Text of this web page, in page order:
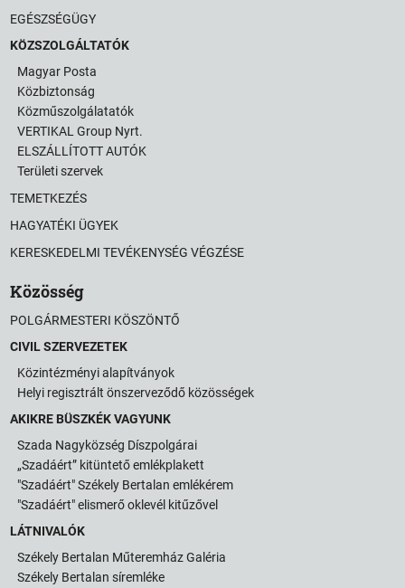
EGÉSZSÉGÜGY
KÖZSZOLGÁLTATÓK
Magyar Posta
Közbiztonság
Közműszolgálatatók
VERTIKAL Group Nyrt.
ELSZÁLLÍTOTT AUTÓK
Területi szervek
TEMETKEZÉS
HAGYATÉKI ÜGYEK
KERESKEDELMI TEVÉKENYSÉG VÉGZÉSE
Közösség
POLGÁRMESTERI KÖSZÖNTŐ
CIVIL SZERVEZETEK
Közintézményi alapítványok
Helyi regisztrált önszerveződő közösségek
AKIKRE BÜSZKÉK VAGYUNK
Szada Nagyközség Díszpolgárai
„Szadáért” kitüntető emlékplakett
"Szadáért" Székely Bertalan emlékérem
"Szadáért" elismerő oklevél kitűzővel
LÁTNIVALÓK
Székely Bertalan Műteremház Galéria
Székely Bertalan síremléke